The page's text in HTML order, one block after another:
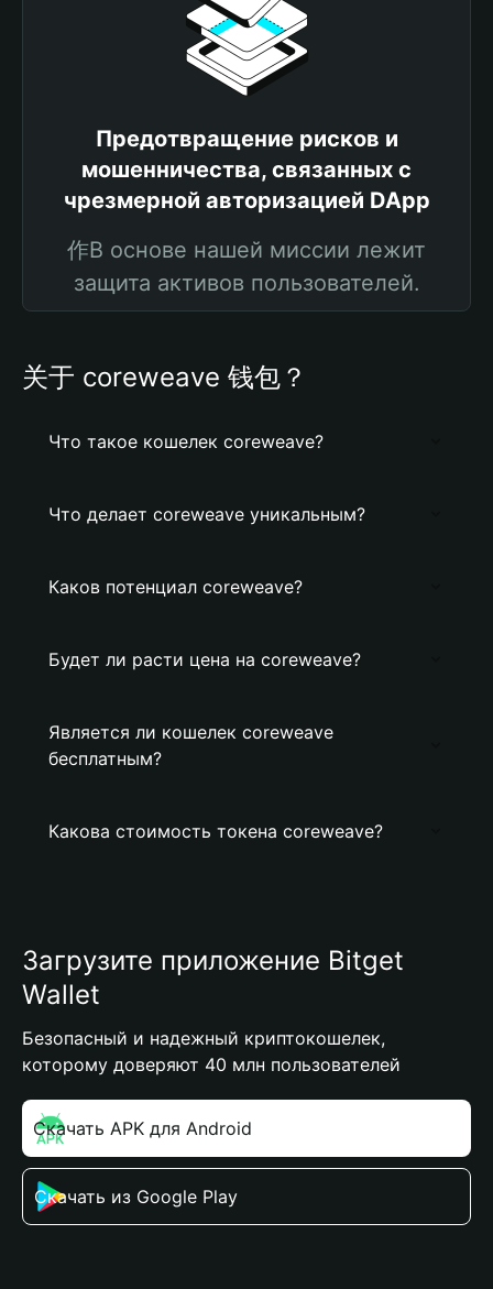
Предотвращение рисков и
мошенничества, связанных с
чрезмерной авторизацией DApp
作В основе нашей миссии лежит
защита активов пользователей.
关于 coreweave 钱包？
Что такое кошелек coreweave?
Что делает coreweave уникальным?
Каков потенциал coreweave?
Будет ли расти цена на coreweave?
Является ли кошелек coreweave
бесплатным?
Какова стоимость токена coreweave?
Загрузите приложение Bitget
Wallet
Безопасный и надежный криптокошелек,
которому доверяют 40 млн пользователей
Скачать APK для Android
Скачать из Google Play